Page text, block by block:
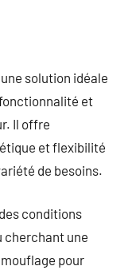
solution idéale
et
Il offre
et flexibilité
de besoins.
conditions
cherchant une
pour